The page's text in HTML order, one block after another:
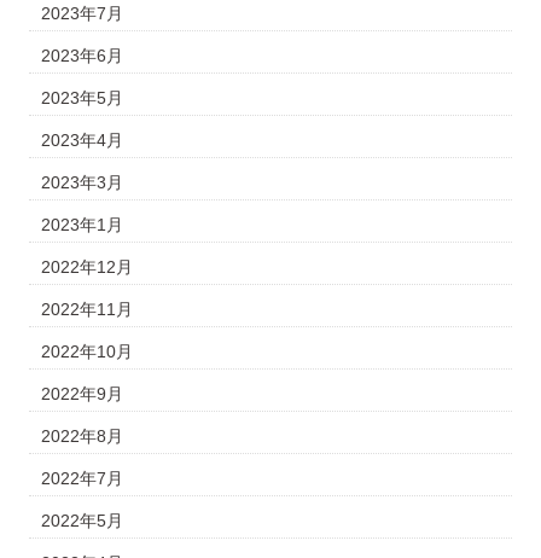
2023年7月
2023年6月
2023年5月
2023年4月
2023年3月
2023年1月
2022年12月
2022年11月
2022年10月
2022年9月
2022年8月
2022年7月
2022年5月